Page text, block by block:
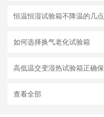
恒温恒湿试验箱不降温的几
如何选择换气老化试验箱
高低温交变湿热试验箱正确
查看全部